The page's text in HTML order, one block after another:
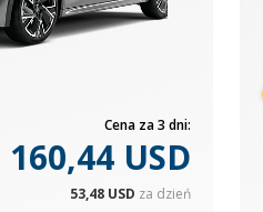
Cena za 3 dni:
160,44 USD
53,48 USD za dzień